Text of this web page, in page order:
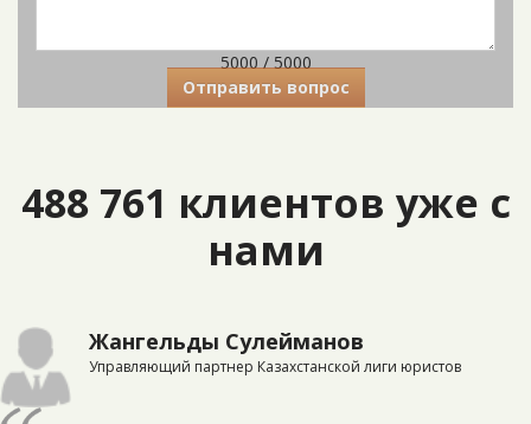
5000 / 5000
Отправить вопрос
488 761 клиентов уже с
нами
Жангельды Сулейманов
Управляющий партнер Казахстанской лиги юристов